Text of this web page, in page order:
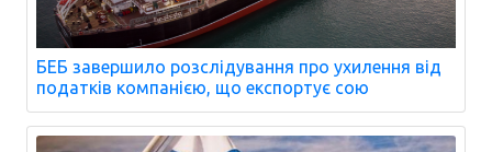
БЕБ завершило розслідування про ухилення від
податків компанією, що експортує сою